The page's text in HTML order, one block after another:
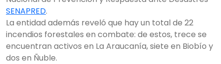
SENAPRED.
La entidad además reveló que hay un total de 22
incendios forestales en combate: de estos, trece se
encuentran activos en La Araucanía, siete en Biobío y
dos en Ñuble.